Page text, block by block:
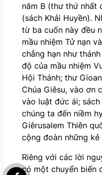
năm B (thư thứ nhất
(sách Khải Huyền).
từ ba cuốn này đều
mầu nhiệm Tử nạn
chẳng hạn như
độ của mầu nhiệm
Hội Thánh; thư
Chúa Giêsu, vào ơn
vào luật đức ái;
chúng ta đến niềm
Giêrusalem Thiên
cộng đoàn những kẻ
Riêng với các lời
có một chuyển biến